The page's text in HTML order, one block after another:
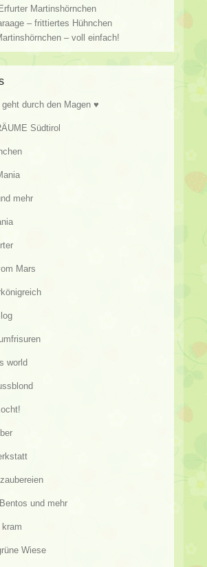
Martinshörnchen
– frittiertes Hühnchen
– voll einfach!
durch den Magen ♥
Südtirol
mehr
Mars
world
und mehr
Wiese